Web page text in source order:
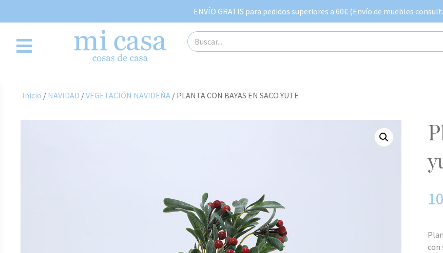
ENVÍO GRATIS para pedidos superiores a 60€ (Envío de muebles
Inicio / NAVIDAD /VEGETACIÓN NAVIDEÑA / PLANTA CON BAYAS EN SACO YUTE
planta con bayas en saco
con